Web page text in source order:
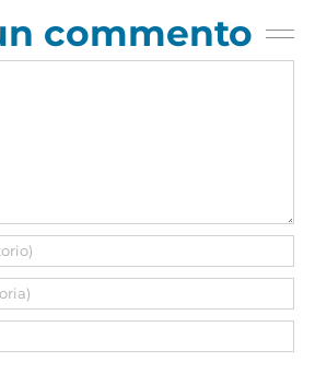
commento